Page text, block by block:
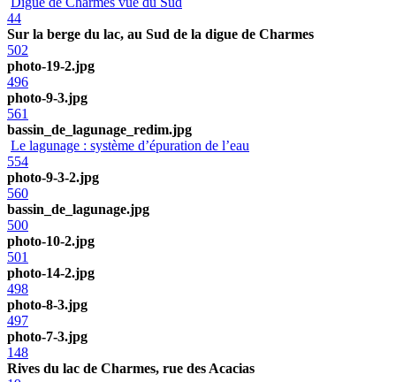
44
Sur la berge du lac, au Sud de la digue de Charmes
502
photo-19-2.jpg
496
photo-9-3.jpg
561
bassin_de_lagunage_redim.jpg
Le lagunage : système d’épuration de l’eau
554
photo-9-3-2.jpg
560
bassin_de_lagunage.jpg
500
photo-10-2.jpg
501
photo-14-2.jpg
498
photo-8-3.jpg
497
photo-7-3.jpg
148
Rives du lac de Charmes, rue des Acacias